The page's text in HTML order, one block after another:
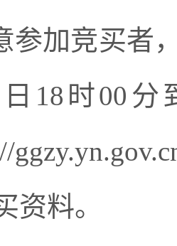
参加竞买者
日 18 时00 分
资料。